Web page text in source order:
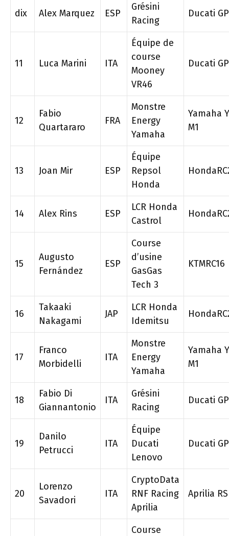
dix Alex Marquez ESP
Grésini
Racing
Ducati
11 Luca Marini ITA
Équipe de
course
Mooney
VR46
Ducati
12
Fabio
Quartararo
FRA
Monstre
Energy
Yamaha
Yamaha
M1
13 Joan Mir ESP
Équipe
Repsol
Honda
14 Alex Rins ESP
LCR Honda
Castrol
15
Augusto
Fernández
ESP
Course
d’usine
GasGas
Tech 3
KTMRC16
16
Takaaki
Nakagami
JAP
LCR Honda
Idemitsu
17
Franco
Morbidelli
ITA
Monstre
Energy
Yamaha
Yamaha
M1
18
Fabio Di
Giannantonio
ITA
Grésini
Racing
Ducati
19
Danilo
Petrucci
ITA
Équipe
Ducati
Lenovo
Ducati
20
Lorenzo
Savadori
ITA
CryptoData
RNF Racing
Aprilia
Aprilia RS
Course